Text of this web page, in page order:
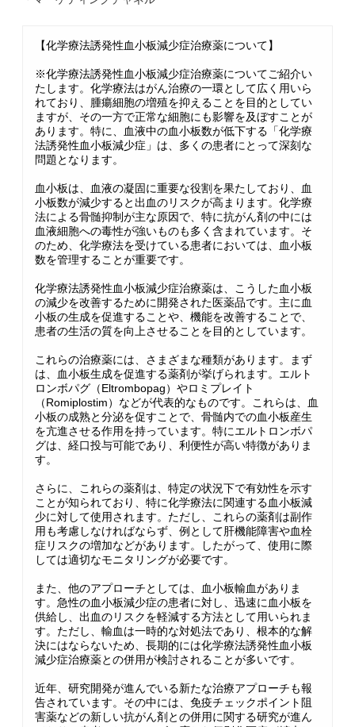
【化学療法誘発性血小板減少症治療薬について】
※化学療法誘発性血小板減少症治療薬についてご紹介い
たします。化学療法はがん治療の一環として広く用いら
れており、腫瘍細胞の増殖を抑えることを目的としてい
ますが、その一方で正常な細胞にも影響を及ぼすことが
あります。特に、血液中の血小板数が低下する「化学療
法誘発性血小板減少症」は、多くの患者にとって深刻な
問題となります。
血小板は、血液の凝固に重要な役割を果たしており、血
小板数が減少すると出血のリスクが高まります。化学療
法による骨髄抑制が主な原因で、特に抗がん剤の中には
血液細胞への毒性が強いものも多く含まれています。そ
のため、化学療法を受けている患者においては、血小板
数を管理することが重要です。
化学療法誘発性血小板減少症治療薬は、こうした血小板
の減少を改善するために開発された医薬品です。主に血
小板の生成を促進することや、機能を改善することで、
患者の生活の質を向上させることを目的としています。
これらの治療薬には、さまざまな種類があります。まず
は、血小板生成を促進する薬剤が挙げられます。エルト
ロンボパグ（Eltrombopag）やロミプレイト
（Romiplostim）などが代表的なものです。これらは、血
小板の成熟と分泌を促すことで、骨髄内での血小板産生
を亢進させる作用を持っています。特にエルトロンボパ
グは、経口投与可能であり、利便性が高い特徴がありま
す。
さらに、これらの薬剤は、特定の状況下で有効性を示す
ことが知られており、特に化学療法に関連する血小板減
少に対して使用されます。ただし、これらの薬剤は副作
用も考慮しなければならず、例として肝機能障害や血栓
症リスクの増加などがあります。したがって、使用に際
しては適切なモニタリングが必要です。
また、他のアプローチとしては、血小板輸血がありま
す。急性の血小板減少症の患者に対し、迅速に血小板を
供給し、出血のリスクを軽減する方法として用いられま
す。ただし、輸血は一時的な対処法であり、根本的な解
決にはならないため、長期的には化学療法誘発性血小板
減少症治療薬との併用が検討されることが多いです。
近年、研究開発が進んでいる新たな治療アプローチも報
告されています。その中には、免疫チェックポイント阻
害薬などの新しい抗がん剤との併用に関する研究が進ん